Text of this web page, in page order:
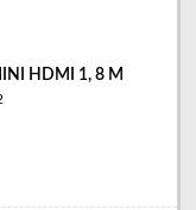
HDMI 1, 8 M